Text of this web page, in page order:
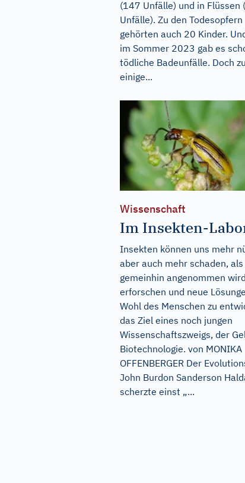
(147 Unfälle) und in Flüssen
Unfälle). Zu den Todesopfern
gehörten auch 20 Kinder.
im Sommer 2023 gab es
tödliche Badeunfälle. Doch
einige...
Wissenschaft
Im Insekten-
Insekten können uns mehr
aber auch mehr schaden, als
gemeinhin angenommen
erforschen und neue
Wohl des Menschen zu
das Ziel eines noch jungen
Wissenschaftszweigs, der
Biotechnologie. von MONIKA
OFFENBERGER Der
John Burdon Sanderson
scherzte einst „...